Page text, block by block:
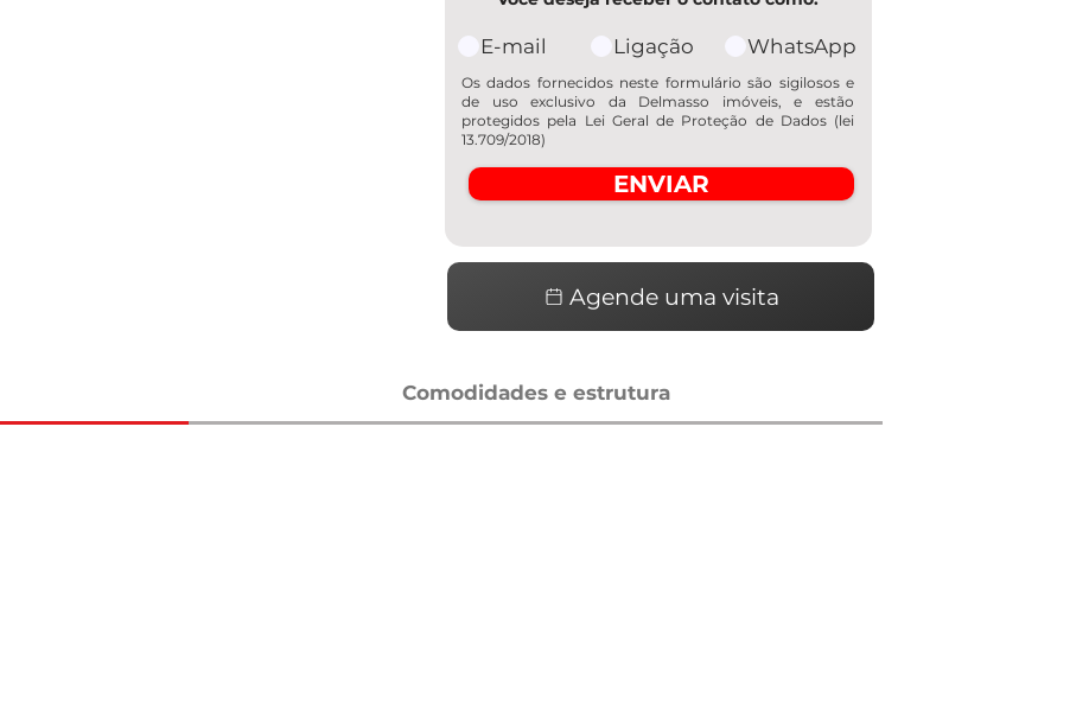
E-mail Ligação WhatsApp
Os dados fornecidos neste formulário são sigilosos e
de uso exclusivo da Delmasso imóveis, e estão
protegidos pela Lei Geral de Proteção de Dados (lei
13.709/2018)
ENVIAR
Agende uma visita
Comodidades e estrutura